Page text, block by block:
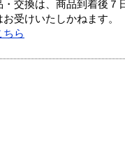
交換は、商品到着後
受けいたしかねます。
ちら